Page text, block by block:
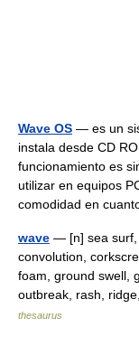
Wave OS — es un
instala desde CD
funcionamiento es
utilizar en equipos
comodidad en
wave — [n] sea surf,
convolution,
foam, ground swell,
outbreak, rash,
thesaurus